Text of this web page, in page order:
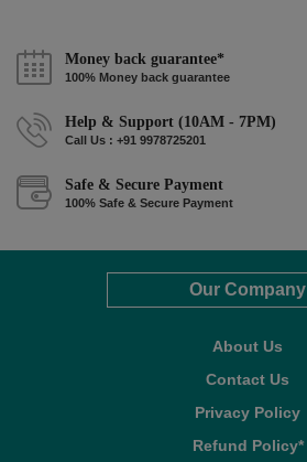
Money back guarantee*
100% Money back guarantee
Help & Support (10AM - 7PM)
Call Us : +91 9978725201
Safe & Secure Payment
100% Safe & Secure Payment
Our Company
About Us
Contact Us
Privacy Policy
Refund Policy*